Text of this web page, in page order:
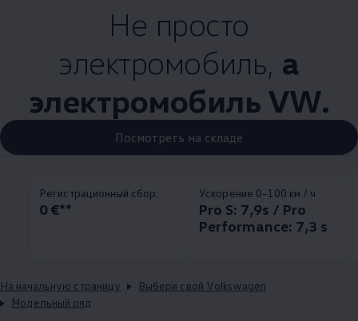
Не просто
электромобиль, а
электромобиль VW.
Посмотреть на складе
Pегистрационный сбор:
0 €**
Ускорение 0–100 км / ч
Pro S: 7,9s / Pro
Performance: 7,3 s
На начальную страницу
Выбери свой Volkswagen
Модельный ряд